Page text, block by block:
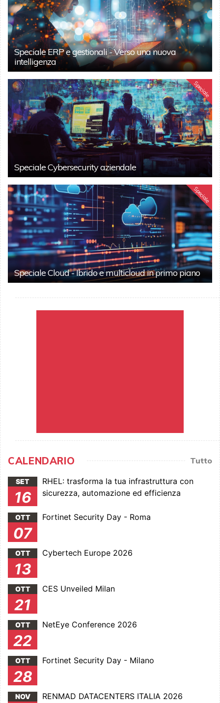
Speciale ERP e gestionali - Verso una nuova
intelligenza
Speciale
Speciale Cybersecurity aziendale
Speciale
Speciale Cloud - Ibrido e multicloud in primo piano
CALENDARIO Tutto
SET
16
RHEL: trasforma la tua infrastruttura con
sicurezza, automazione ed efficienza
OTT
07
Fortinet Security Day - Roma
OTT
13
Cybertech Europe 2026
OTT
21
CES Unveiled Milan
OTT
22
NetEye Conference 2026
OTT
28
Fortinet Security Day - Milano
NOV RENMAD DATACENTERS ITALIA 2026